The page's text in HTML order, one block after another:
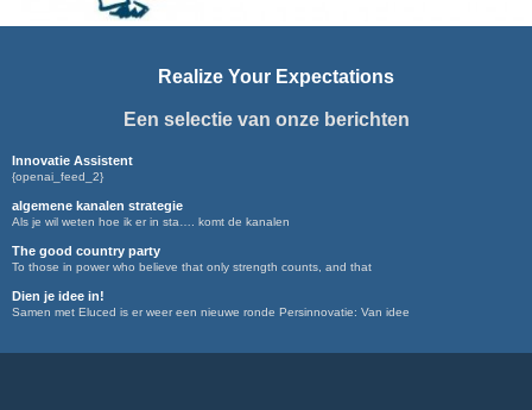
Realize Your Expectations
Een selectie van onze berichten
Innovatie Assistent
{openai_feed_2}
algemene kanalen strategie
Als je wil weten hoe ik er in sta…. komt de kanalen
The good country party
To those in power who believe that only strength counts, and that
Dien je idee in!
Samen met Eluced is er weer een nieuwe ronde Persinnovatie: Van idee